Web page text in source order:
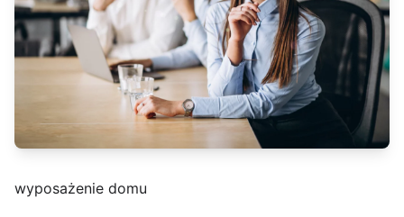
wyposażenie domu